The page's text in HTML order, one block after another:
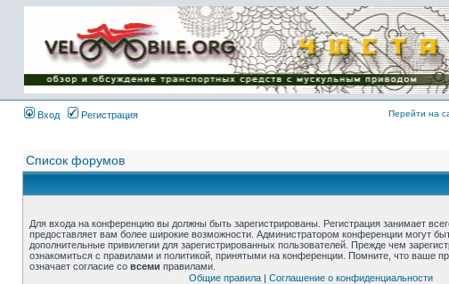
Вход Регистрация Перейти на
Список форумов
Для входа на конференцию вы должны быть зарегистрированы. Регистрация занимает
предоставляет вам более широкие возможности. Администратором конференции могут
дополнительные привилегии для зарегистрированных пользователей. Прежде чем
ознакомиться с правилами и политикой, принятыми на конференции. Помните, что ваше
означает согласие со всеми правилами.
Общие правила| Соглашение о конфиденциальности